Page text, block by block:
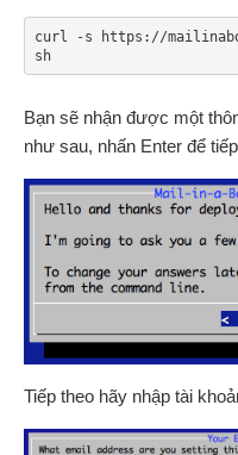
curl -s https://
sh
Bạn sẽ nhận được một
như sau, nhấn Enter để
Tiếp theo hãy nhập tài